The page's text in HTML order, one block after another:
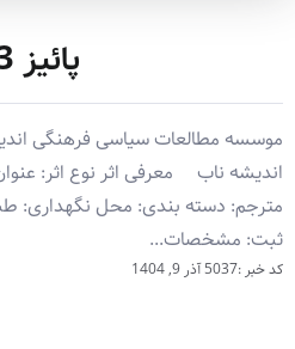
پائیز 63
موسسه مطالعات سیاسی فرهنگی
اندیشه ناب معرفی اثر نوع اثر:
مترجم: دسته بندی: محل نگهداری:
ثبت: مشخصات...
کد خبر :5037 آذر 9, 1404